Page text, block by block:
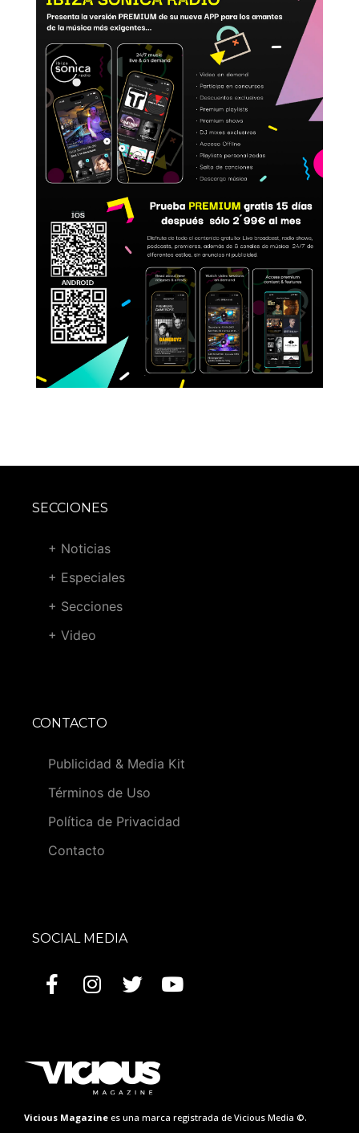
SECCIONES
+ Noticias
+ Especiales
+ Secciones
+ Video
CONTACTO
Publicidad & Media Kit
Términos de Uso
Política de Privacidad
Contacto
SOCIAL MEDIA
Vicious Magazine es una marca registrada de Vicious Media ©.